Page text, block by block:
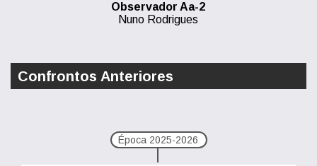
Observador Aa-2
Nuno Rodrigues
Confrontos Anteriores
Época 2025-2026